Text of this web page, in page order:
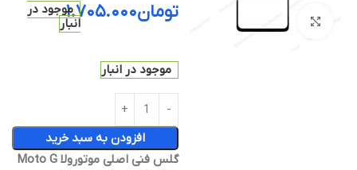
تومان۱.۷۰۵.۰۰۰موجود در
انبار
موجود در انبار
افزودن به سبد خرید
گلس فنی اصلی موتورولا Moto G